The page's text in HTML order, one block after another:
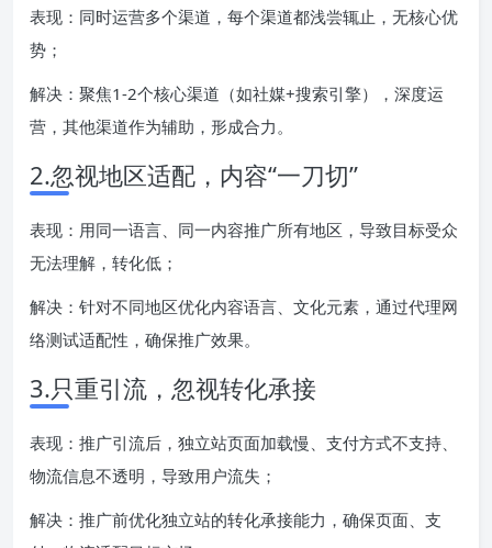
表现：同时运营多个渠道，每个渠道都浅尝辄止，无核心优
势；
解决：聚焦1-2个核心渠道（如社媒+搜索引擎），深度运
营，其他渠道作为辅助，形成合力。
2.忽视地区适配，内容“一刀切”
表现：用同一语言、同一内容推广所有地区，导致目标受众
无法理解，转化低；
解决：针对不同地区优化内容语言、文化元素，通过代理网
络测试适配性，确保推广效果。
3.只重引流，忽视转化承接
表现：推广引流后，独立站页面加载慢、支付方式不支持、
物流信息不透明，导致用户流失；
解决：推广前优化独立站的转化承接能力，确保页面、支